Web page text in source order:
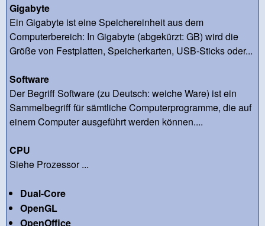
Gigabyte
Ein Gigabyte ist eine Speichereinheit aus dem
Computerbereich: In Gigabyte (abgekürzt: GB) wird die
Größe von Festplatten, Speicherkarten, USB-Sticks oder...
Software
Der Begriff Software (zu Deutsch: weiche Ware) ist ein
Sammelbegriff für sämtliche Computerprogramme, die auf
einem Computer ausgeführt werden können....
CPU
Siehe Prozessor ...
Dual-Core
OpenGL
OpenOffice